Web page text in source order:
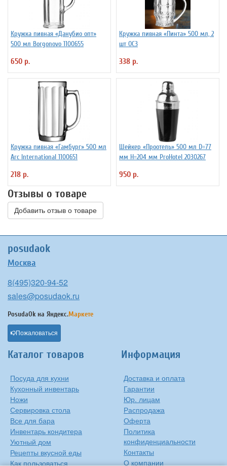
Кружка пивная «Данубио опт»
500 мл Borgonovo 1100655
650 р.
Кружка пивная «Пинта» 500 мл, 2
шт ОСЗ
338 р.
Кружка пивная «Гамбург» 500 мл
Arc International 1100651
218 р.
Шейкер «Проотель» 500 мл D=77
мм H=204 мм ProHotel 2030267
950 р.
Отзывы о товаре
Добавить отзыв о товаре
posudaok
Москва
8(495)320-94-52
sales@posudaok.ru
PosudaOk на Яндекс.Маркете
Пожаловаться
Каталог товаров
Посуда для кухни
Кухонный инвентарь
Ножи
Сервировка стола
Все для бара
Инвентарь кондитера
Уютный дом
Рецепты вкусной еды
Как пользоваться
Информация
Доставка и оплата
Гарантии
Юр. лицам
Распродажа
Оферта
Политика
конфиденциальности
Контакты
О компании